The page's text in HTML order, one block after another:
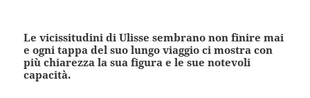
Le vicissitudini di Ulisse sembrano non finire mai
e ogni tappa del suo lungo viaggio ci mostra con
più chiarezza la sua figura e le sue notevoli
capacità.